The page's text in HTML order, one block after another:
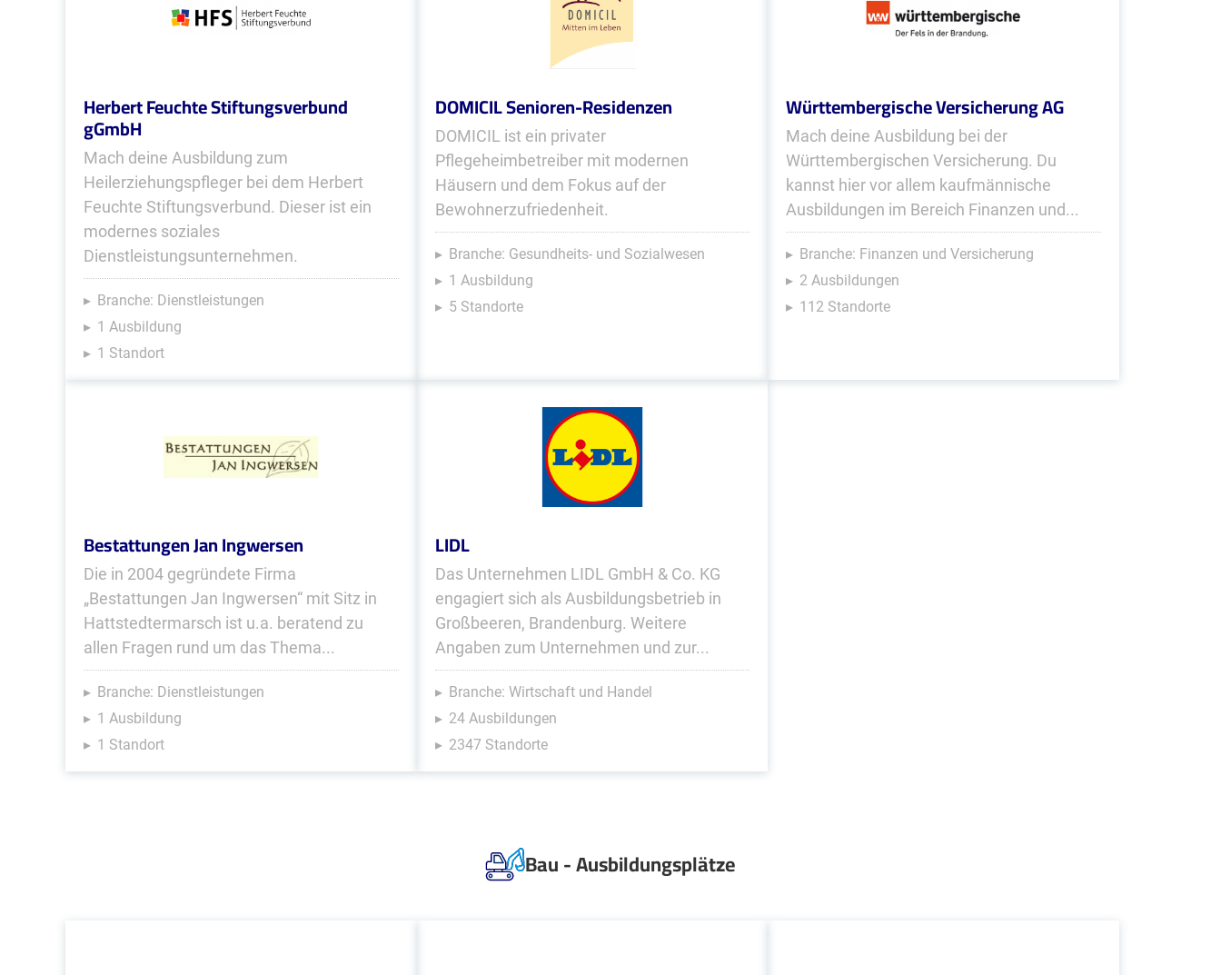
Herbert Feuchte Stiftungsverbund
gGmbH
Mach deine Ausbildung zum
Heilerziehungspfleger bei dem Herbert
Feuchte Stiftungsverbund. Dieser ist ein
modernes soziales
Dienstleistungsunternehmen.
Branche: Dienstleistungen
1 Ausbildung
1 Standort
DOMICIL Senioren-Residenzen
DOMICIL ist ein privater
Pflegeheimbetreiber mit modernen
Häusern und dem Fokus auf der
Bewohnerzufriedenheit.
Branche: Gesundheits- und Sozialwesen
1 Ausbildung
5 Standorte
Württembergische Versicherung AG
Mach deine Ausbildung bei der
Württembergischen Versicherung. Du
kannst hier vor allem kaufmännische
Ausbildungen im Bereich Finanzen und...
Branche: Finanzen und Versicherung
2 Ausbildungen
112 Standorte
Bestattungen Jan Ingwersen
Die in 2004 gegründete Firma
„Bestattungen Jan Ingwersen“ mit Sitz in
Hattstedtermarsch ist u.a. beratend zu
allen Fragen rund um das Thema...
Branche: Dienstleistungen
1 Ausbildung
1 Standort
LIDL
Das Unternehmen LIDL GmbH & Co. KG
engagiert sich als Ausbildungsbetrieb in
Großbeeren, Brandenburg. Weitere
Angaben zum Unternehmen und zur...
Branche: Wirtschaft und Handel
24 Ausbildungen
2347 Standorte
Bau - Ausbildungsplätze